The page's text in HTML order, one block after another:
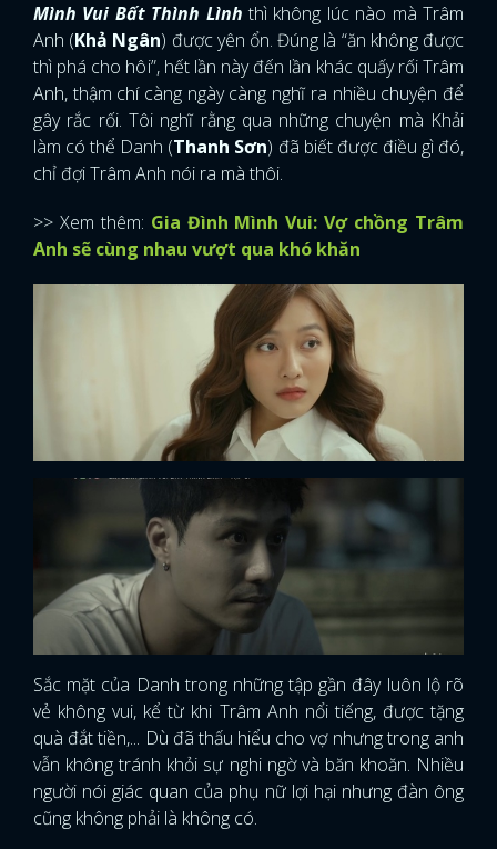
Mình Vui Bất Thình Lình thì không lúc nào mà Trâm
Anh (Khả Ngân) được yên ổn. Đúng là “ăn không được
thì phá cho hôi”, hết lần này đến lần khác quấy rối Trâm
Anh, thậm chí càng ngày càng nghĩ ra nhiều chuyện để
gây rắc rối. Tôi nghĩ rằng qua những chuyện mà Khải
làm có thể Danh (Thanh Sơn) đã biết được điều gì đó,
chỉ đợi Trâm Anh nói ra mà thôi.
>> Xem thêm: Gia Đình Mình Vui: Vợ chồng Trâm
Anh sẽ cùng nhau vượt qua khó khăn
Sắc mặt của Danh trong những tập gần đây luôn lộ rõ
vẻ không vui, kể từ khi Trâm Anh nổi tiếng, được tặng
quà đắt tiền,... Dù đã thấu hiểu cho vợ nhưng trong anh
vẫn không tránh khỏi sự nghi ngờ và băn khoăn. Nhiều
người nói giác quan của phụ nữ lợi hại nhưng đàn ông
cũng không phải là không có.